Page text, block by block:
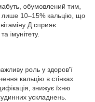
обумовлений тим,
лише 10–15% кальцію, що
Д сприяє
імунітету.
роль у здоров'ї
кальцію в стінках
знижує їхню
ускладнень.